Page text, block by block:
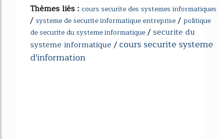
Thèmes liés : cours securite des systemes informatiques
/ systeme de securite informatique entreprise/ politique
de securite du systeme informatique/securite du
systeme informatique/cours securite systeme
d'information